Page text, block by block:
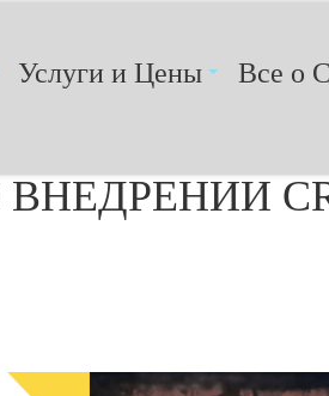
Услуги и Цены Все о